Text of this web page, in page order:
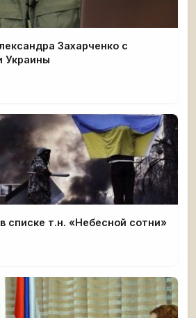
Захарченко с
Украины
списке т.н. «Небесной сотни»